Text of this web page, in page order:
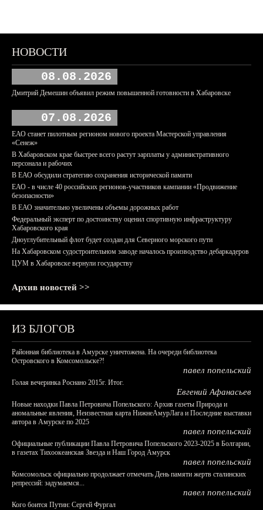
НОВОСТИ
08.08.2026
Дмитрий Демешин объявил режим повышенной готовности в Хабаровске
07.08.2026
ЕАО станет пилотным регионом нового проекта Мастерской управления
«Сенеж»
В Хабаровском крае быстрее всего растут зарплаты у административного
персонала и рабочих
В ЕАО обсудили стратегию сохранения исторической памяти
ЕАО - в числе 40 российских регионов-участников кампании «Продвижение
безопасности»
В ЕАО значительно увеличены объемы дорожных работ
Федеральный эксперт по достоинству оценил спортивную инфраструктуру
Хабаровского края
Дноуглубительный флот будет создан для Северного морского пути
На Хабаровском судостроительном заводе началось производство дебаркадеров
ЦУМ в Хабаровске вернули государству
Архив новостей >>
ИЗ БЛОГОВ
Районная библиотека в Амурске уничтожена. На очереди библиотека
Островского в Комсомольске?!
павел попельский
Голая вечеринка Роснано 2015г. Итог.
Евгений Афанасьев
Новые находки Павла Петровича Попельского: Архив газеты Природа и
аномальные явления, Неизвестная карта НижнеАмурЛага и Последние выставки
автора в Амурске по 2025
павел попельский
Официальные публикации Павла Петровича Попельского 2023-2025 в Болгарии,
в газетах Тихоокеанская Звезда и Наш Город Амурск
павел попельский
Комсомольск официально продолжает отмечать День памяти жертв сталинских
репрессий: задумаемся...
павел попельский
Кого боится Путин: Сергей Фургал